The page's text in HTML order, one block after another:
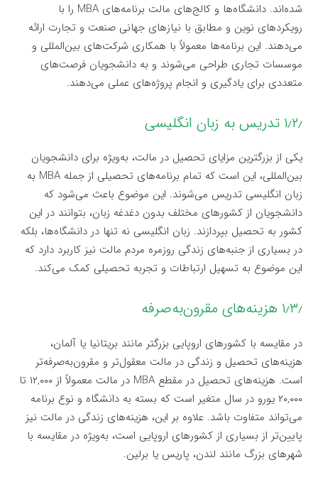
شده‌اند. دانشگاه‌ها و کالج‌های مالت برنامه‌های MBA را با
رویکردهای نوین و مطابق با نیازهای جهانی صنعت و تجارت ارائه
می‌دهند. این برنامه‌ها معمولاً با همکاری شرکت‌های بین‌المللی و
موسسات تجاری طراحی می‌شوند و به دانشجویان فرصت‌های
متعددی برای یادگیری و انجام پروژه‌های عملی می‌دهند.
۱٫۲٫ تدریس به زبان انگلیسی
یکی از بزرگترین مزایای تحصیل در مالت، به‌ویژه برای دانشجویان
بین‌المللی، این است که تمام برنامه‌های تحصیلی از جمله MBA به
زبان انگلیسی تدریس می‌شوند. این موضوع باعث می‌شود که
دانشجویان از کشورهای مختلف بدون دغدغه زبان، بتوانند در این
کشور به تحصیل بپردازند. زبان انگلیسی نه تنها در دانشگاه‌ها، بلکه
در بسیاری از جنبه‌های زندگی روزمره مردم مالت نیز کاربرد دارد که
این موضوع به تسهیل ارتباطات و تجربه تحصیلی کمک می‌کند.
۱٫۳٫ هزینه‌های مقرون‌به‌صرفه
در مقایسه با کشورهای اروپایی بزرگتر مانند بریتانیا یا آلمان،
هزینه‌های تحصیل و زندگی در مالت معقول‌تر و مقرون‌به‌صرفه‌تر
است. هزینه‌های تحصیل در مقطع MBA در مالت معمولاً از ۱۲,۰۰۰ تا
۲۰,۰۰۰ یورو در سال متغیر است که بسته به دانشگاه و نوع برنامه
می‌تواند متفاوت باشد. علاوه بر این، هزینه‌های زندگی در مالت نیز
پایین‌تر از بسیاری از کشورهای اروپایی است، به‌ویژه در مقایسه با
شهرهای بزرگ مانند لندن، پاریس یا برلین.